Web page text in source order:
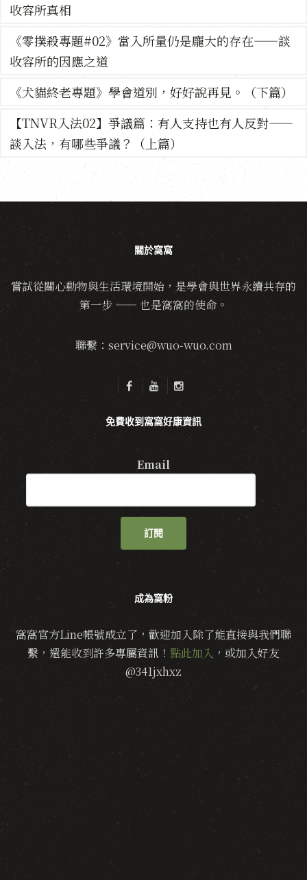
收容所真相
《零撲殺專題#02》當入所量仍是龐大的存在——談
收容所的因應之道
《犬貓終老專題》學會道別，好好說再見。（下篇）
【TNVR入法02】爭議篇：有人支持也有人反對——
談入法，有哪些爭議？（上篇）
關於窩窩
嘗試從關心動物與生活環境開始，是學會與世界永續共存的
第一步 —— 也是窩窩的使命。
聯繫：service@wuo-wuo.com
免費收到窩窩好康資訊
Email
訂閱
成為窩粉
窩窩官方Line帳號成立了，歡迎加入除了能直接與我們聯
繫，還能收到許多專屬資訊！ 點此加入 ，或加入好友
@341jxhxz